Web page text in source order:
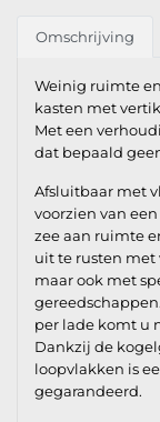
Omschrijving
Weinig ruimte
kasten met
Met een
dat bepaald
Afsluitbaar met
voorzien van
zee aan ruimte
uit te rusten met
maar ook met
per lade komt u
Dankzij de
loopvlakken is
gegarandeerd.